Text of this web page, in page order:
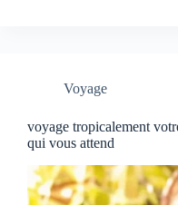
Voyage
voyage tropicalement
qui vous attend